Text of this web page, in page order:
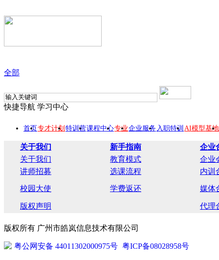
全部
快捷导航 学习中心
首页专才计划 特训营课程中心专业企业服务 入职特训 AI模型基地
关于我们 新手指南
企业
关于我们
教育模式
企业
讲师招募
选课流程 内训
校园大使 学费返还 媒体
版权声明 代理
版权所有 广州市皓岚信息技术有限公司
粤公网安备 44011302000975号 粤ICP备08028958号